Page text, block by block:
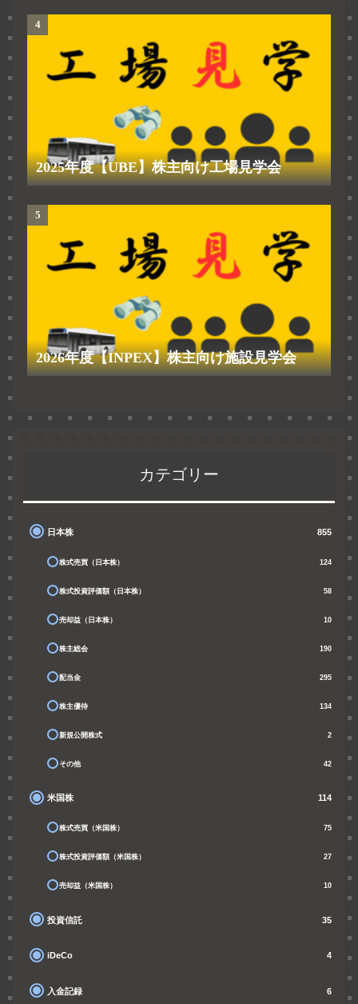
2025年度【UBE】株主向け工場見学会
2026年度【INPEX】株主向け施設見学会
カテゴリー
日本株 855
株式売買（日本株） 124
株式投資評価額（日本株） 58
売却益（日本株） 10
株主総会 190
配当金 295
株主優待 134
新規公開株式 2
その他 42
米国株 114
株式売買（米国株） 75
株式投資評価額（米国株） 27
売却益（米国株） 10
投資信託 35
iDeCo 4
入金記録 6